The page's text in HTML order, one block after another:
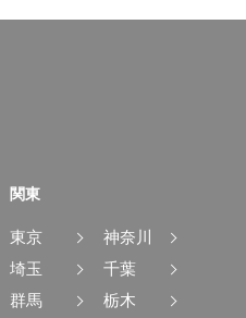
関東
東京
神奈川
埼玉
千葉
群馬
栃木